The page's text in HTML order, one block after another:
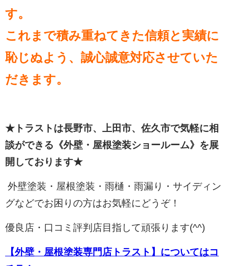
す。
これまで積み重ねてきた信頼と実績に
恥じぬよう、誠心誠意対応させていた
だきます。
★トラストは長野市、上田市、佐久市で気軽に相
談ができる《外壁・屋根塗装ショールーム》を展
開しております★
外壁塗装・屋根塗装・雨樋・雨漏り・サイディン
グなどでお困りの方はお気軽にどうぞ！
優良店・口コミ評判店目指して頑張ります(^^)
【外壁・屋根塗装専門店トラスト】についてはコ